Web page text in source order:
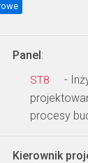
Panel:
ST8
-
procesy
Kierownik